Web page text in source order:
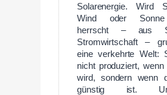
Solarenergie. Wird
Wind oder Sonne
herrscht – aus
Stromwirtschaft –
eine verkehrte Welt:
nicht produziert, wenn
wird, sondern wenn
günstig ist.